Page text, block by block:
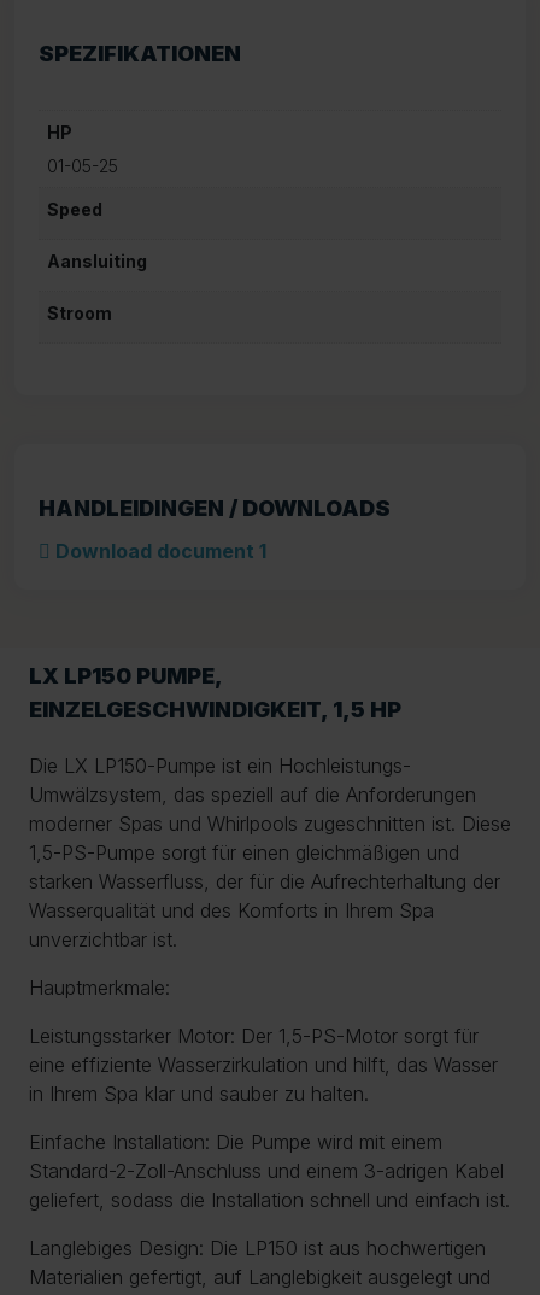
SPEZIFIKATIONEN
HP
01-05-25
Speed
Aansluiting
Stroom
HANDLEIDINGEN / DOWNLOADS
Download document 1
LX LP150 PUMPE,
EINZELGESCHWINDIGKEIT, 1,5 HP
Die LX LP150-Pumpe ist ein Hochleistungs-
Umwälzsystem, das speziell auf die Anforderungen
moderner Spas und Whirlpools zugeschnitten ist. Diese
1,5-PS-Pumpe sorgt für einen gleichmäßigen und
starken Wasserfluss, der für die Aufrechterhaltung der
Wasserqualität und des Komforts in Ihrem Spa
unverzichtbar ist.
Hauptmerkmale:
Leistungsstarker Motor: Der 1,5-PS-Motor sorgt für
eine effiziente Wasserzirkulation und hilft, das Wasser
in Ihrem Spa klar und sauber zu halten.
Einfache Installation: Die Pumpe wird mit einem
Standard-2-Zoll-Anschluss und einem 3-adrigen Kabel
geliefert, sodass die Installation schnell und einfach ist.
Langlebiges Design: Die LP150 ist aus hochwertigen
Materialien gefertigt, auf Langlebigkeit ausgelegt und